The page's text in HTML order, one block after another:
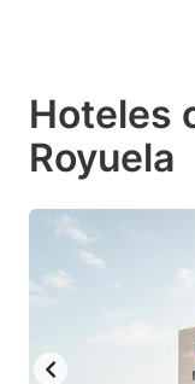
Hoteles
Royuela